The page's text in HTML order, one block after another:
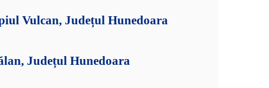
Vulcan, Județul Hunedoara
Județul Hunedoara